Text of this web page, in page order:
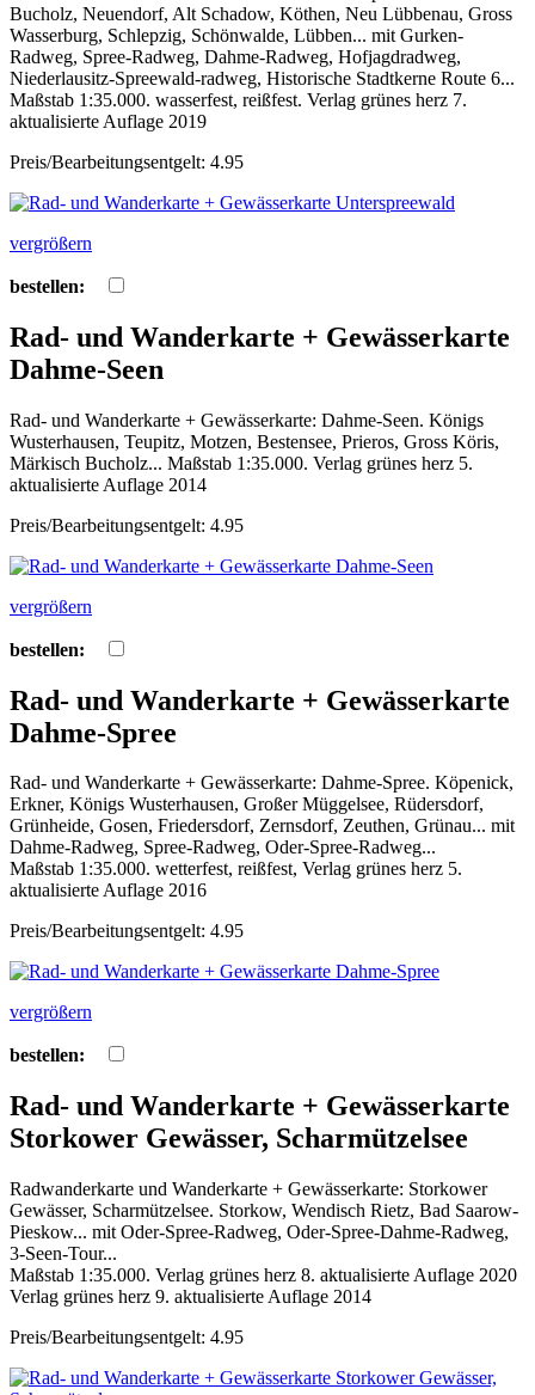
Bucholz, Neuendorf, Alt Schadow, Köthen, Neu Lübbenau, Gross
Wasserburg, Schlepzig, Schönwalde, Lübben... mit Gurken-
Radweg, Spree-Radweg, Dahme-Radweg, Hofjagdradweg,
Niederlausitz-Spreewald-radweg, Historische Stadtkerne Route 6...
Maßstab 1:35.000. wasserfest, reißfest. Verlag grünes herz 7.
aktualisierte Auflage 2019
Preis/Bearbeitungsentgelt: 4.95
vergrößern
bestellen:
Rad- und Wanderkarte + Gewässerkarte
Dahme-Seen
Rad- und Wanderkarte + Gewässerkarte: Dahme-Seen. Königs
Wusterhausen, Teupitz, Motzen, Bestensee, Prieros, Gross Köris,
Märkisch Bucholz... Maßstab 1:35.000. Verlag grünes herz 5.
aktualisierte Auflage 2014
Preis/Bearbeitungsentgelt: 4.95
vergrößern
bestellen:
Rad- und Wanderkarte + Gewässerkarte
Dahme-Spree
Rad- und Wanderkarte + Gewässerkarte: Dahme-Spree. Köpenick,
Erkner, Königs Wusterhausen, Großer Müggelsee, Rüdersdorf,
Grünheide, Gosen, Friedersdorf, Zernsdorf, Zeuthen, Grünau... mit
Dahme-Radweg, Spree-Radweg, Oder-Spree-Radweg...
Maßstab 1:35.000. wetterfest, reißfest, Verlag grünes herz 5.
aktualisierte Auflage 2016
Preis/Bearbeitungsentgelt: 4.95
vergrößern
bestellen:
Rad- und Wanderkarte + Gewässerkarte
Storkower Gewässer, Scharmützelsee
Radwanderkarte und Wanderkarte + Gewässerkarte: Storkower
Gewässer, Scharmützelsee. Storkow, Wendisch Rietz, Bad Saarow-
Pieskow... mit Oder-Spree-Radweg, Oder-Spree-Dahme-Radweg,
3-Seen-Tour...
Maßstab 1:35.000. Verlag grünes herz 8. aktualisierte Auflage 2020
Verlag grünes herz 9. aktualisierte Auflage 2014
Preis/Bearbeitungsentgelt: 4.95